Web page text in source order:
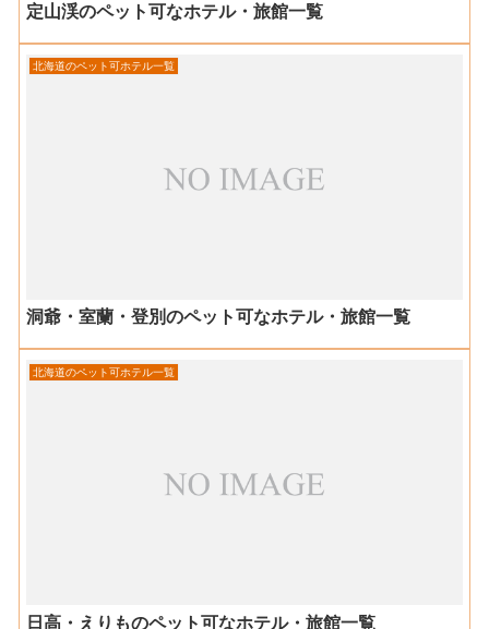
定山渓のペット可なホテル・旅館一覧
北海道のペット可ホテル一覧
洞爺・室蘭・登別のペット可なホテル・旅館一覧
北海道のペット可ホテル一覧
日高・えりものペット可なホテル・旅館一覧